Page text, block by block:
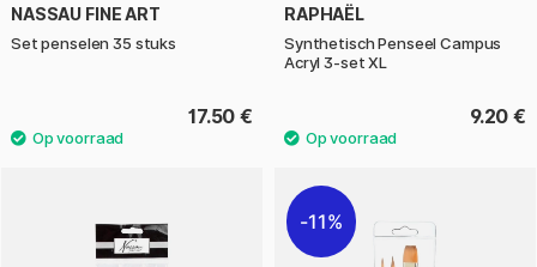
NASSAU FINE ART
Set penselen 35 stuks
17.50 €
RAPHAËL
Synthetisch Penseel Campus
Acryl 3-set XL
9.20 €
11%